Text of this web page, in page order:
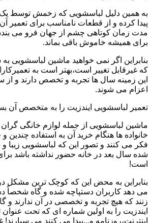
به همین دلیل لباسشویی که زخمش توسط یک
پیدا کرده و از قطعات نامناسب برای تعمیر
مدت زمان کوتاهی چشم از جهان فرو می
برای همیشه خاموش باقی بماند.
بنابراین اگر نمی خواهید ماشین لباسشویی
که غیرقابل تغییر است،بهتر است به
این زمینه سال ها تجربه و تخصص دارند و از
اعزام می شوند.
تعمیر لباسشویی ایندزیت را به متخصص آن
ماشین لباسشویی از جمله لوازم خانگی
خانواده ها هنگام خرید آن به استفاده چندین
فکر می کنند و تصور این که لباسشویی زیبا
شده سال بعد در خانه حضور نداشته باشد
است!
بنابراین به محض این که کوچک ترین مشکل
می دهد کاربران دستپاچه شده و گاه شخصاً
زنند که هیچ تجربه و تخصصی در آن ندارند و
ایندزیت را به اولین شماره ای که تحت عنوان
اینترنت،روزنامه و...پیدا می کنند می سپارند!